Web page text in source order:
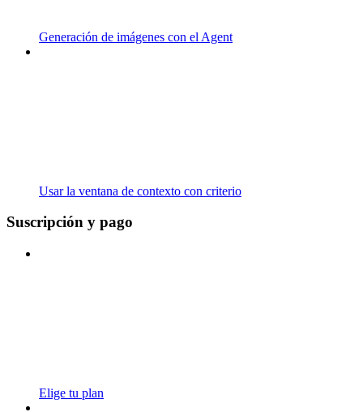
Generación de imágenes con el Agent
Usar la ventana de contexto con criterio
Suscripción y pago
Elige tu plan